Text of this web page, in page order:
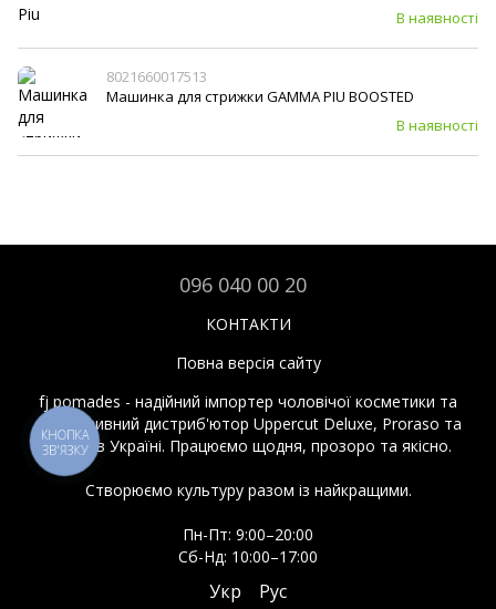
В наявності
8021660017513
Машинка для стрижки GAMMA PIU BOOSTED
В наявності
096 040 00 20
КОНТАКТИ
Повна версія сайту
fj pomades - надійний імпортер чоловічої косметики та
ексклюзивний дистриб'ютор Uppercut Deluxe, Proraso та
Reuzel в Україні. Працюємо щодня, прозоро та якісно.
Створюємо культуру разом із найкращими.
Пн-Пт: 9:00–20:00
Сб-Нд: 10:00–17:00
Укр Рус
КНОПКА
ЗВ'ЯЗКУ